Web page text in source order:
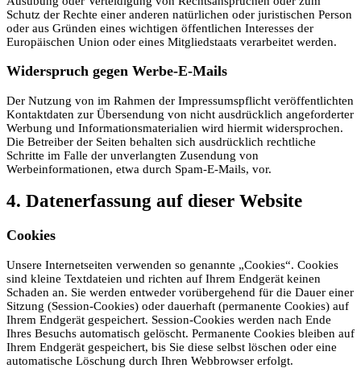
Schutz der Rechte einer anderen natürlichen oder juristischen Person
oder aus Gründen eines wichtigen öffentlichen Interesses der
Europäischen Union oder eines Mitgliedstaats verarbeitet werden.
Widerspruch gegen Werbe-E-Mails
Der Nutzung von im Rahmen der Impressumspflicht veröffentlichten
Kontaktdaten zur Übersendung von nicht ausdrücklich angeforderter
Werbung und Informationsmaterialien wird hiermit widersprochen.
Die Betreiber der Seiten behalten sich ausdrücklich rechtliche
Schritte im Falle der unverlangten Zusendung von
Werbeinformationen, etwa durch Spam-E-Mails, vor.
4. Datenerfassung auf dieser Website
Cookies
Unsere Internetseiten verwenden so genannte „Cookies“. Cookies
sind kleine Textdateien und richten auf Ihrem Endgerät keinen
Schaden an. Sie werden entweder vorübergehend für die Dauer einer
Sitzung (Session-Cookies) oder dauerhaft (permanente Cookies) auf
Ihrem Endgerät gespeichert. Session-Cookies werden nach Ende
Ihres Besuchs automatisch gelöscht. Permanente Cookies bleiben auf
Ihrem Endgerät gespeichert, bis Sie diese selbst löschen oder eine
automatische Löschung durch Ihren Webbrowser erfolgt.